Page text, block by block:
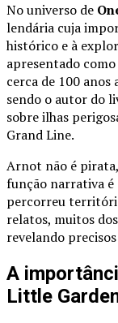
No universo de
lendária cuja
histórico e à
apresentado
cerca de 100
sendo o autor do
sobre ilhas
Grand Line.
Arnot não é
função narrativa é
percorreu
relatos, muitos
revelando
A
Little